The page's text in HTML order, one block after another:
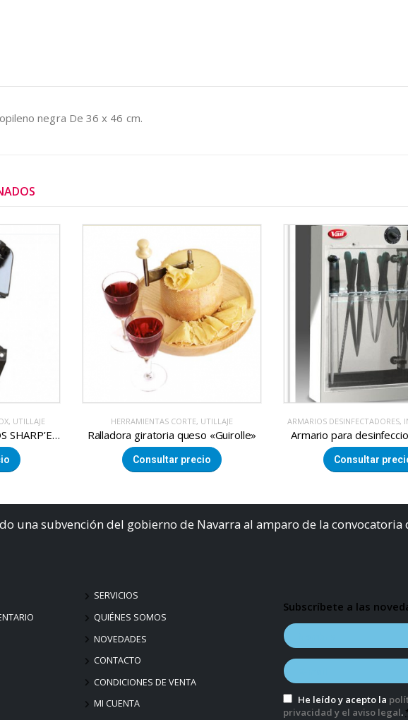
negra De 36 x 46 cm.
UTILLAJE
«Guirolle»
ARMARIOS DESINFECTADORES ,INOX ,UTILLAJE
Armario para desinfeccion cuchillos
Consultar precio
PALAS PROPILENO,
Plana propileno
Consultar
una subvención del gobierno de Navarra al amparo de la
SERVICIOS
QUIÉNES SOMOS
NOVEDADES
CONTACTO
CONDICIONES DE VENTA
MI CUENTA
Subscríbete a las
He leído y acepto la
privacidad y el aviso legal.